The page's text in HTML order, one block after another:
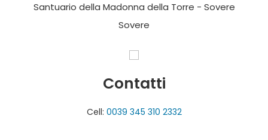
Santuario della Madonna della Torre - Sovere
Sovere
Contatti
Cell: 0039 345 310 2332